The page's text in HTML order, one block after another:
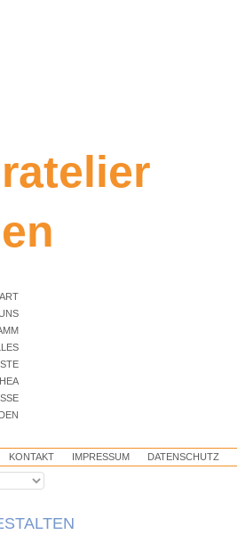
KONTAKT IMPRESSUM DATENSCHUTZ